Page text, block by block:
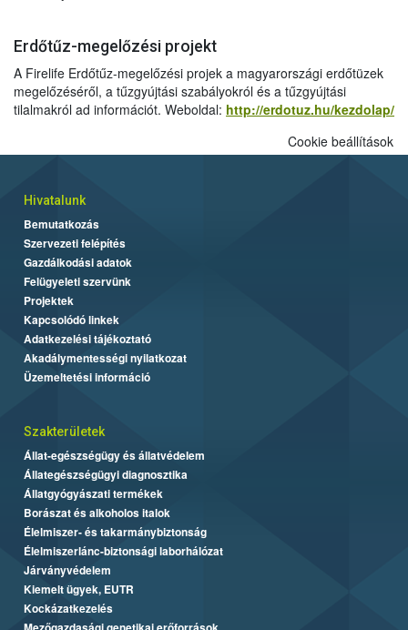
Erdőtűz-megelőzési projekt
A Firelife Erdőtűz-megelőzési projek a magyarországi erdőtüzek
megelőzéséről, a tűzgyújtási szabályokról és a tűzgyújtási
tilalmakról ad információt. Weboldal: http://erdotuz.hu/kezdolap/
Cookie beállítások
Hivatalunk
Bemutatkozás
Szervezeti felépítés
Gazdálkodási adatok
Felügyeleti szervünk
Projektek
Kapcsolódó linkek
Adatkezelési tájékoztató
Akadálymentességi nyilatkozat
Üzemeltetési információ
Szakterületek
Állat-egészségügy és állatvédelem
Állategészségügyi diagnosztika
Állatgyógyászati termékek
Borászat és alkoholos italok
Élelmiszer- és takarmánybiztonság
Élelmiszerlánc-biztonsági laborhálózat
Járványvédelem
Kiemelt ügyek, EUTR
Kockázatkezelés